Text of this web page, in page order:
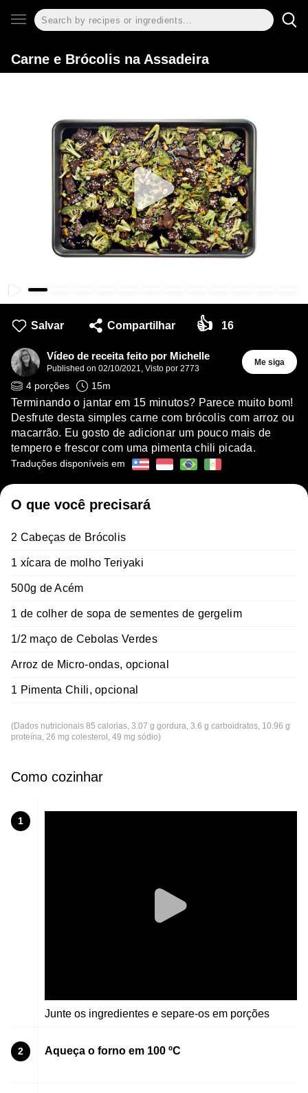
Carne e Brócolis na Assadeira
Salvar Compartilhar 👍 16
Vídeo de receita feito por Michelle
Published on 02/10/2021, Visto por 2773
Me siga
4 porções 15m
Terminando o jantar em 15 minutos? Parece muito bom!
Desfrute desta simples carne com brócolis com arroz ou
macarrão. Eu gosto de adicionar um pouco mais de
tempero e frescor com uma pimenta chili picada.
Traduções disponíveis em
O que você precisará
2 Cabeças de Brócolis
1 xícara de molho Teriyaki
500g de Acém
1 de colher de sopa de sementes de gergelim
1/2 maço de Cebolas Verdes
Arroz de Micro-ondas, opcional
1 Pimenta Chili, opcional
(Dados nutricionais 85 calorias, 3.07 g gordura, 3.6 g carboidratos, 10.96 g
proteína, 26 mg colesterol, 49 mg sódio)
Como cozinhar
1
Junte os ingredientes e separe-os em porções
2 Aqueça o forno em 100 ºC